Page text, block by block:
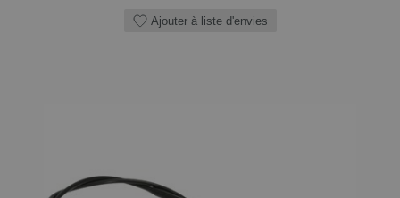
Ajouter à liste d'envies